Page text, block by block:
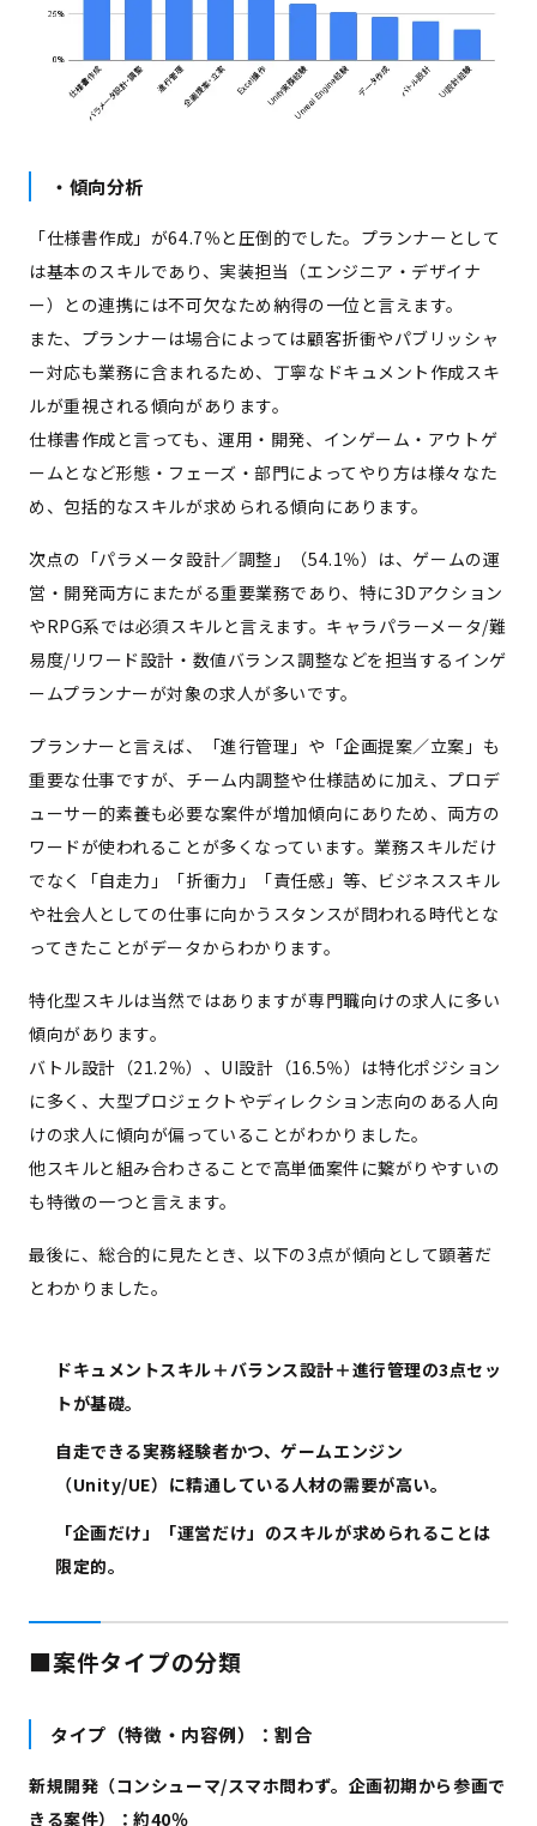
・傾向分析
「仕様書作成」が64.7％と圧倒的でした。プランナーとして
は基本のスキルであり、実装担当（エンジニア・デザイナ
ー）との連携には不可欠なため納得の一位と言えます。
また、プランナーは場合によっては顧客折衝やパブリッシャ
ー対応も業務に含まれるため、丁寧なドキュメント作成スキ
ルが重視される傾向があります。
仕様書作成と言っても、運用・開発、インゲーム・アウトゲ
ームとなど形態・フェーズ・部門によってやり方は様々なた
め、包括的なスキルが求められる傾向にあります。
次点の「パラメータ設計／調整」（54.1％）は、ゲームの運
営・開発両方にまたがる重要業務であり、特に3Dアクション
やRPG系では必須スキルと言えます。キャラパラーメータ/難
易度/リワード設計・数値バランス調整などを担当するインゲ
ームプランナーが対象の求人が多いです。
プランナーと言えば、「進行管理」や「企画提案／立案」も
重要な仕事ですが、チーム内調整や仕様詰めに加え、プロデ
ューサー的素養も必要な案件が増加傾向にありため、両方の
ワードが使われることが多くなっています。業務スキルだけ
でなく「自走力」「折衝力」「責任感」等、ビジネススキル
や社会人としての仕事に向かうスタンスが問われる時代とな
ってきたことがデータからわかります。
特化型スキルは当然ではありますが専門職向けの求人に多い
傾向があります。
バトル設計（21.2％）、UI設計（16.5％）は特化ポジション
に多く、大型プロジェクトやディレクション志向のある人向
けの求人に傾向が偏っていることがわかりました。
他スキルと組み合わさることで高単価案件に繋がりやすいの
も特徴の一つと言えます。
最後に、総合的に見たとき、以下の3点が傾向として顕著だ
とわかりました。
ドキュメントスキル＋バランス設計＋進行管理の3点セッ
トが基礎。
自走できる実務経験者かつ、ゲームエンジン
（Unity/UE）に精通している人材の需要が高い。
「企画だけ」「運営だけ」のスキルが求められることは
限定的。
■案件タイプの分類
タイプ（特徴・内容例）：割合
新規開発（コンシューマ/スマホ問わず。企画初期から参画で
きる案件）：約40％